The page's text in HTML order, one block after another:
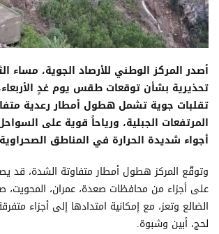
أصدر المركز الوطني للأرصاد الجوية، مساء
تحذيرية بشأن توقعات طقس يوم غدٍ
تقلبات جوية تشمل هطول أمطار رعدية
المرتفعات الجبلية، ورياحاً قوية على
أجواء شديدة الحرارة في المناطق
وتوقّع المركز هطول أمطار متفاوتة الشدة، قد
على أجزاء من محافظات صعدة، عمران، المحويت،
الضالع وتعز، مع إمكانية امتدادها إلى أجزاء
لحج، أبين وشبوة.